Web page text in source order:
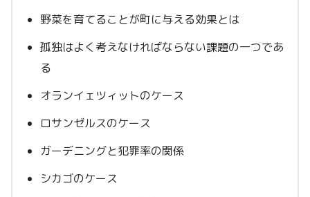
野菜を育てることが町に与える効果とは
孤独はよく考えなければならない課題の一つであ
る
オランイェツィットのケース
ロサンゼルスのケース
ガーデニングと犯罪率の関係
シカゴのケース